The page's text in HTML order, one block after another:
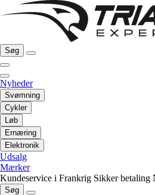
Søg
Nyheder
Svømning
Cykler
Løb
Ernæring
Elektronik
Udsalg
Mærker
Kundeservice i Frankrig Sikker betaling
Søg